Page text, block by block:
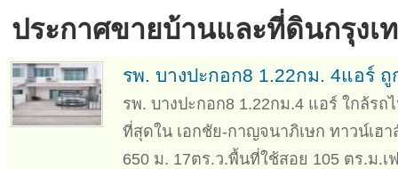
ประกาศขายบ้านและที่ดินกรุงเ
รพ. บางปะกอก8 1.22กม. 4แอร์
รพ. บางปะกอก8 1.22กม.4 แอร์ ใกล้รถ
ที่สุดใน เอกชัย-กาญจนาภิเษก ทาวน์เฮา
650 ม. 17ตร.ว.พื้นที่ใช้สอย 105 ตร.ม.เ